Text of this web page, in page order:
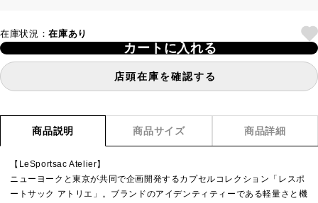
在庫状況：在庫あり
カートに入れる
店頭在庫を確認する
商品説明 商品サイズ 商品詳細
【LeSportsac Atelier】
ニューヨークと東京が共同で企画開発するカプセルコレクション「レスポ
ートサック アトリエ」。ブランドのアイデンティティーである軽量さと機